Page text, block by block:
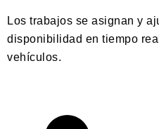
Los trabajos se asignan y
disponibilidad en tiempo
vehículos.